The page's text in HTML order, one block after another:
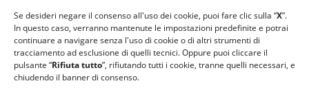
Se desideri negare il consenso all'uso dei cookie, puoi fare clic sulla “X”.
In questo caso, verranno mantenute le impostazioni predefinite e potrai
continuare a navigare senza l'uso di cookie o di altri strumenti di
tracciamento ad esclusione di quelli tecnici. Oppure puoi cliccare il
pulsante “Rifiuta tutto”, rifiutando tutti i cookie, tranne quelli necessari, e
chiudendo il banner di consenso.
#ilcaloredellempatia